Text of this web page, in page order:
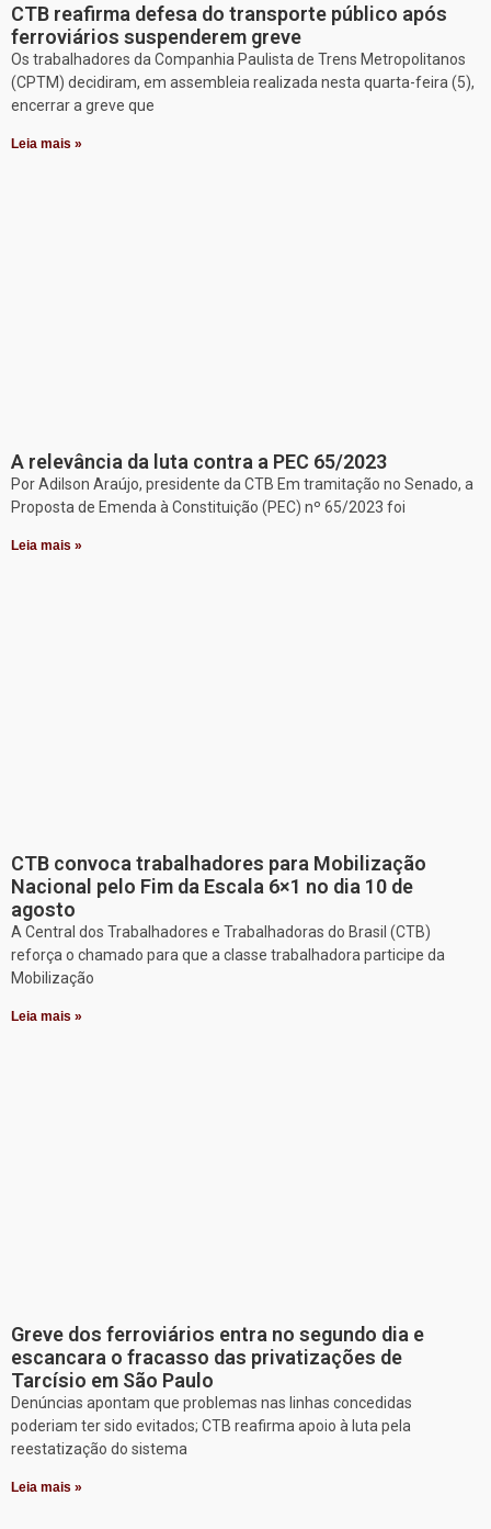
CTB reafirma defesa do transporte público após
ferroviários suspenderem greve
Os trabalhadores da Companhia Paulista de Trens Metropolitanos
(CPTM) decidiram, em assembleia realizada nesta quarta-feira (5),
encerrar a greve que
Leia mais »
A relevância da luta contra a PEC 65/2023
Por Adilson Araújo, presidente da CTB Em tramitação no Senado, a
Proposta de Emenda à Constituição (PEC) nº 65/2023 foi
Leia mais »
CTB convoca trabalhadores para Mobilização
Nacional pelo Fim da Escala 6×1 no dia 10 de
agosto
A Central dos Trabalhadores e Trabalhadoras do Brasil (CTB)
reforça o chamado para que a classe trabalhadora participe da
Mobilização
Leia mais »
Greve dos ferroviários entra no segundo dia e
escancara o fracasso das privatizações de
Tarcísio em São Paulo
Denúncias apontam que problemas nas linhas concedidas
poderiam ter sido evitados; CTB reafirma apoio à luta pela
reestatização do sistema
Leia mais »